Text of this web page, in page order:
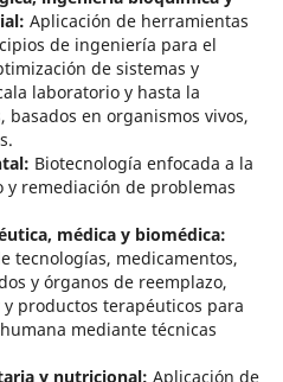
Aplicación de herramientas
de ingeniería para el
de sistemas y
laboratorio y hasta la
en organismos vivos,
Biotecnología enfocada a la
y remediación de problemas
médica y biomédica:
tecnologías, medicamentos,
y órganos de reemplazo,
productos terapéuticos para
mediante técnicas
y nutricional: Aplicación de